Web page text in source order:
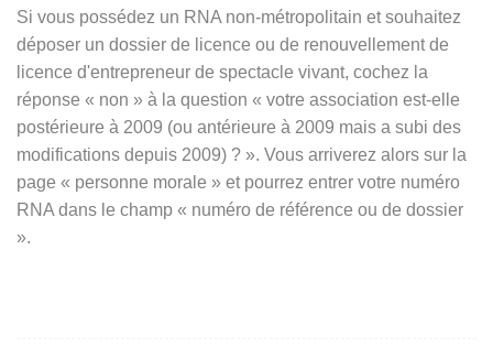
Si vous possédez un RNA non-métropolitain et souhaitez
déposer un dossier de licence ou de renouvellement de
licence d'entrepreneur de spectacle vivant, cochez la
réponse « non » à la question « votre association est-elle
postérieure à 2009 (ou antérieure à 2009 mais a subi des
modifications depuis 2009) ? ». Vous arriverez alors sur la
page « personne morale » et pourrez entrer votre numéro
RNA dans le champ « numéro de référence ou de dossier
».